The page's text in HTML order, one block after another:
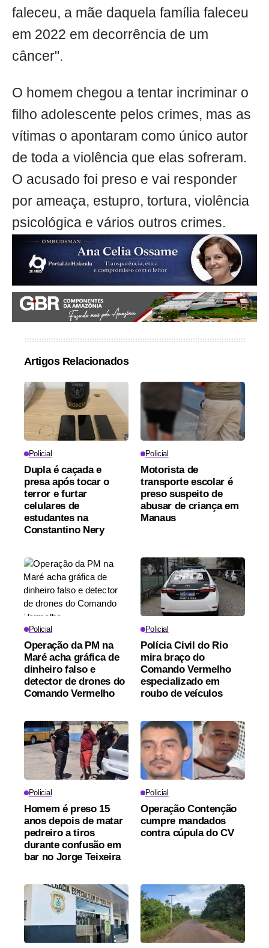
faleceu, a mãe daquela família faleceu
em 2022 em decorrência de um
câncer".
O homem chegou a tentar incriminar o
filho adolescente pelos crimes, mas as
vítimas o apontaram como único autor
de toda a violência que elas sofreram.
O acusado foi preso e vai responder
por ameaça, estupro, tortura, violência
psicológica e vários outros crimes.
Artigos Relacionados
Policial
Dupla é caçada e
presa após tocar o
terror e furtar
celulares de
estudantes na
Constantino Nery
Policial
Motorista de
transporte escolar é
preso suspeito de
abusar de criança em
Manaus
Policial
Operação da PM na
Maré acha gráfica de
dinheiro falso e
detector de drones do
Comando Vermelho
Policial
Polícia Civil do Rio
mira braço do
Comando Vermelho
especializado em
roubo de veículos
Policial
Homem é preso 15
anos depois de matar
pedreiro a tiros
durante confusão em
bar no Jorge Teixeira
Policial
Operação Contenção
cumpre mandados
contra cúpula do CV